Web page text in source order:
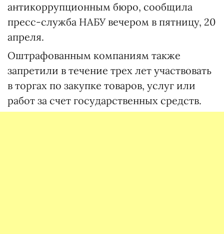
антикоррупционным бюро, сообщила
пресс-служба НАБУ вечером в пятницу, 20
апреля.
Оштрафованным компаниям также
запретили в течение трех лет участвовать
в торгах по закупке товаров, услуг или
работ за счет государственных средств.